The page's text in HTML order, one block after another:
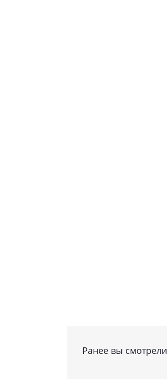
Ранее вы смотрели